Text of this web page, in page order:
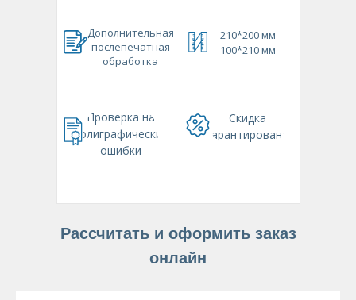
210*200 мм
100*210 мм
Дополнительная
послепечатная
обработка
Проверка на
полиграфические
ошибки
Скидка
гарантирована
Рассчитать и оформить заказ
онлайн